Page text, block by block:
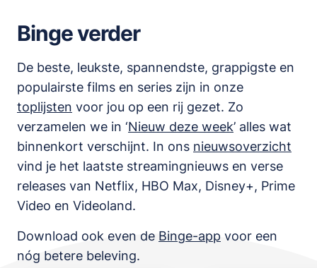
Binge verder
De beste, leukste, spannendste, grappigste en
populairste films en series zijn in onze
toplijsten voor jou op een rij gezet. Zo
verzamelen we in ‘Nieuw deze week’ alles wat
binnenkort verschijnt. In ons nieuwsoverzicht
vind je het laatste streamingnieuws en verse
releases van Netflix, HBO Max, Disney+, Prime
Video en Videoland.
Download ook even de Binge-app voor een
nóg betere beleving.